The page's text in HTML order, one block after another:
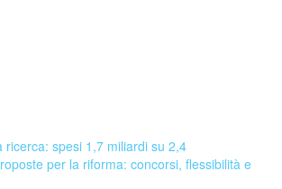
ricerca: spesi 1,7 miliardi su 2,4
per la riforma: concorsi, flessibilità e